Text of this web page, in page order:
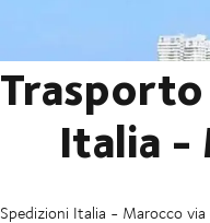
Italia -
Spedizioni Italia - Marocco